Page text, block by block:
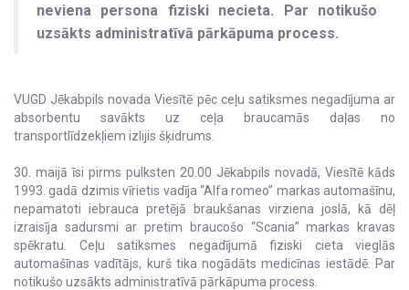
neviena persona fiziski necieta. Par notikušo
uzsākts administratīvā pārkāpuma process.
VUGD Jēkabpils novada Viesītē pēc ceļu satiksmes negadījuma ar
absorbentu savākts uz ceļa braucamās daļas no
transportlīdzekļiem izlijis šķidrums.
30. maijā īsi pirms pulksten 20.00 Jēkabpils novadā, Viesītē kāds
1993. gadā dzimis vīrietis vadīja “Alfa romeo” markas automašīnu,
nepamatoti iebrauca pretējā braukšanas virziena joslā, kā dēļ
izraisīja sadursmi ar pretim braucošo “Scania” markas kravas
spēkratu. Ceļu satiksmes negadījumā fiziski cieta vieglās
automašīnas vadītājs, kurš tika nogādāts medicīnas iestādē. Par
notikušo uzsākts administratīvā pārkāpuma process.